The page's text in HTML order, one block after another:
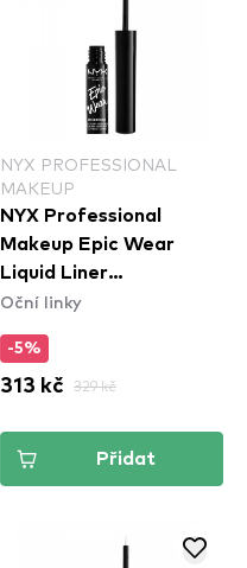
NYX PROFESSIONAL
MAKEUP
NYX Professional
Makeup Epic Wear
Liquid Liner
Waterproof - Yellow
Oční linky
-5%
313 kč 329 kč
Přidat